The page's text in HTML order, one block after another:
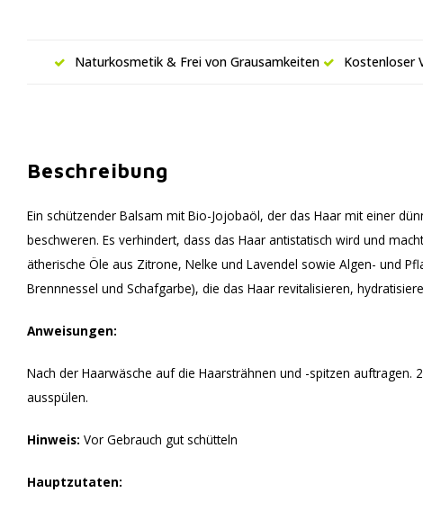
Naturkosmetik & Frei von Grausamkeiten Kostenloser
Beschreibung
Ein schützender Balsam mit Bio-Jojobaöl, der das Haar mit einer
beschweren. Es verhindert, dass das Haar antistatisch wird und
ätherische Öle aus Zitrone, Nelke und Lavendel sowie Algen- und
Brennnessel und Schafgarbe), die das Haar revitalisieren,
Anweisungen:
Nach der Haarwäsche auf die Haarsträhnen und -spitzen auftragen.
ausspülen.
Hinweis: Vor Gebrauch gut schütteln
Hauptzutaten: